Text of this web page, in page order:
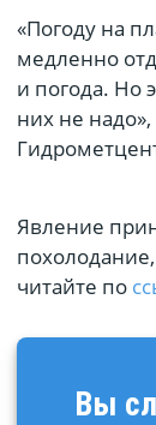
«Погоду на
медленно
и погода. Но
них не
Явление
читайте по
Вы